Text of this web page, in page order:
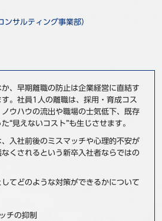
ク サステナビリティ
対談/鼎談
事例
セミナ−
ニュース
い合わせ
ンサルティング事業部）
、早期離職の防止は企業経営に直結す
。社員1人の離職は、採用・育成コス
ノウハウの流出や職場の士気低下、既存
“見えないコスト”も生じさせます。
入社前後のミスマッチや心理的不安が
くされるという新卒入社者ならではの
てどのような対策ができるかについて
チの抑制